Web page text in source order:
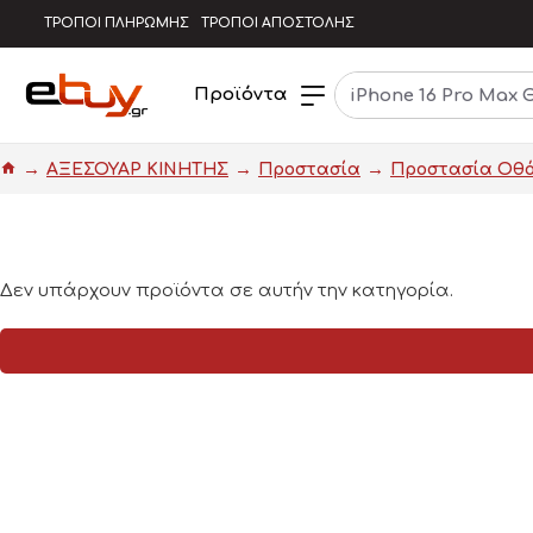
ΤΡΟΠΟΙ ΠΛΗΡΩΜΗΣ ΤΡΟΠΟΙ ΑΠΟΣΤΟΛΗΣ
Προϊόντα
ΑΞΕΣΟΥΑΡ ΚΙΝΗΤΗΣ Προστασία Προστασία
Δεν υπάρχουν προϊόντα σε αυτήν την κατηγορία.